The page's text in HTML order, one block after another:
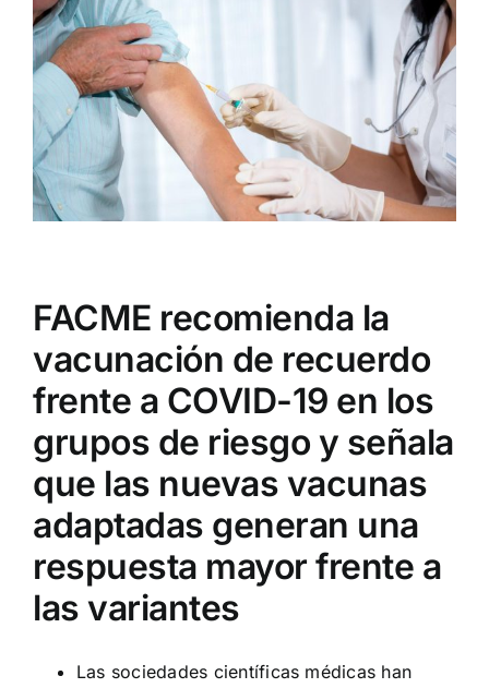
Institucional
Documentos FACME
Fundación FACME
Comunicación
Enlaces de Interés
Contacto
Larger
Image
FACME recomienda la
vacunación de recuerdo
frente a COVID-19 en los
grupos de riesgo y señala
que las nuevas vacunas
adaptadas generan una
respuesta mayor frente a
las variantes
Las sociedades científicas médicas han